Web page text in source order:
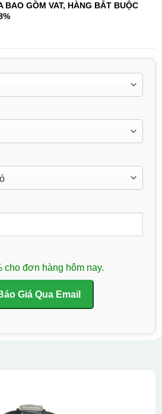
BAO GỒM VAT, HÀNG BẮT BUỘC
cho đơn hàng hôm nay.
Giá Qua Email